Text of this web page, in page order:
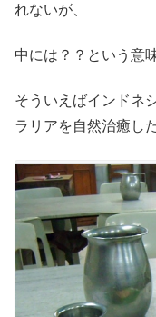
れないが、
中には？？という意
そういえばインドネ
ラリアを自然治癒し